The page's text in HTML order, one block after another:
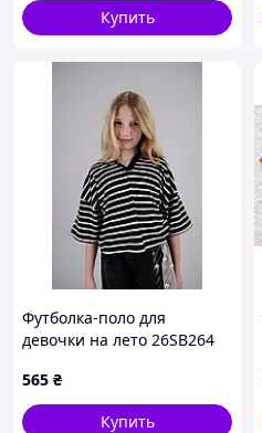
Купить
Футболка-поло для
девочки на лето 26SB264
полоска, укороченная
146(р)
565 ₴
Купить